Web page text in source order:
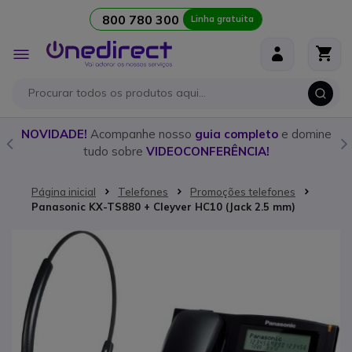
800 780 300 Linha gratuita
Alternar
Nav
NOVIDADE! Acompanhe nosso guia completoe domine
tudo sobre VIDEOCONFERÊNCIA!
Página inicial Telefones
Promoções telefones
Panasonic KX-TS880 + Cleyver HC10 (Jack 2.5 mm)
Saltar para o final da Galeria de imagens